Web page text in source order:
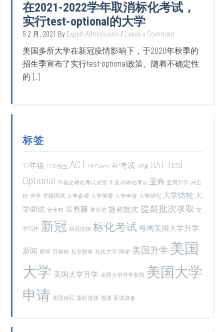
在2021-2022学年取消标化考试，
实行test-optional的大学
5 2 月, 2021 By Expert Admissions Leave a Comment
美国多所大学在新冠疫情影响下，于2020年秋季的
招生季宣布了实行test-optional政策。随着不确定性
的 […]
标签
12年级 12年级生 ACT AP Exams AP考试 AP课 SAT Test-
Optional 不提交标化考试成绩 不要求标化考试 亚裔 亚裔升学 冲击
校 升学 在线面试 大学参观 大学搜索 大学申请 大学研究 大学访校 大
学面试 安全校 常春藤 推荐信 提前批次 提前批次录取 文
书写作 新冠 新冠疫情 标化考试 每周美国大学升学
新闻 疫情 目标校 社交媒体 社区大学 网课 美国升学 美国
大学 美国大学升学 美国大学升学新闻 美国大学
申请 美国移民 课程选择 选课 面试准备